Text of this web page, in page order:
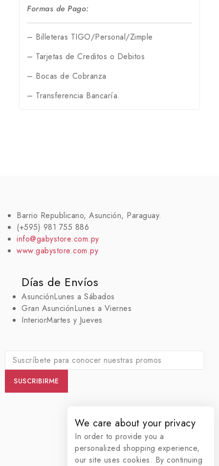
Formas de Pago:
– Billeteras TIGO/Personal/Zimple
– Tarjetas de Creditos o Debitos
– Bocas de Cobranza
– Transferencia Bancaría.
Barrio Republicano, Asunción, Paraguay.
(+595) 981 755 886
info@gabystore.com.py
www.gabystore.com.py
Días de Envíos
AsunciónLunes a Sábados
Gran AsunciónLunes a Viernes
InteriorMartes y Jueves
We care about your privacy
In order to provide you a
personalized shopping experience,
our site uses cookies. By continuing